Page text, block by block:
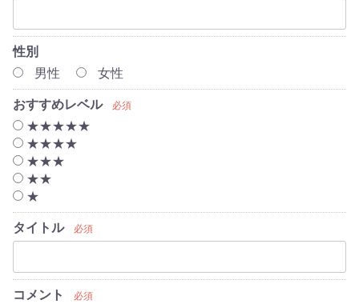
性別
男性
女性
おすすめレベル 必須
★★★★★
★★★★
★★★
★★
★
タイトル 必須
コメント 必須